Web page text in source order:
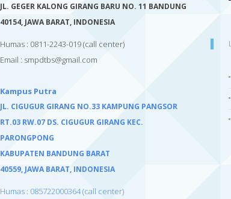
JL. GEGER KALONG GIRANG BARU NO. 11 BANDUNG
40154, JAWA BARAT, INDONESIA
Humas : 0811-2243-019(call center)
Email : smpdtbs@gmail.com
Kampus Putra
JL. CIGUGUR GIRANG NO.33 KAMPUNG PANGSOR
RT.03 RW.07 DS. CIGUGUR GIRANG KEC.
PARONGPONG
KABUPATEN BANDUNG BARAT
40559, JAWA BARAT, INDONESIA
Humas : 085722000364 (call center)